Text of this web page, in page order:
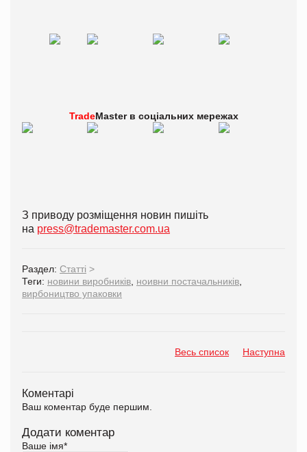
TradeMaster в соціальних мережах
З приводу розміщення новин пишіть
на press@trademaster.com.ua
Раздел: Статті >
Теги: новини виробників ноивни постачальників
вирбоництво упаковки
Весь список Наступна
Коментарі
Ваш коментар буде першим.
Додати коментар
Ваше імя*